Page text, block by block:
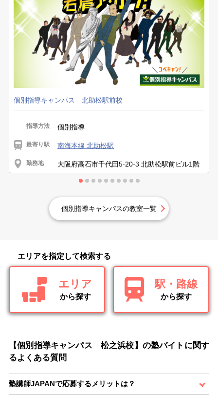
個別指導キャンパス 北助松駅前校
指導方法 個別指導
最寄り駅 南海本線 北助松駅
勤務地 大阪府高石市千代田5-20-3 北助松駅前ビル1階
個別指導キャンパスの教室一覧
エリアを指定して検索する
エリア
から探す
駅・路線
から探す
【個別指導キャンパス 松之浜校】の塾バイトに関す
るよくある質問
塾講師JAPANで応募するメリットは？